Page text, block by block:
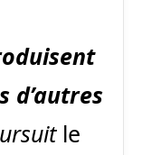
d’autres
le